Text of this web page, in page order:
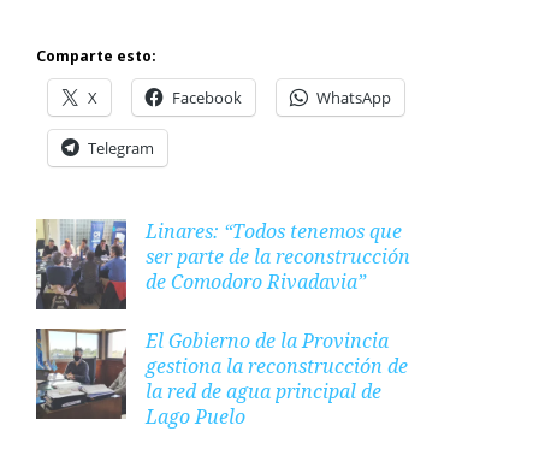
Comparte esto:
X Facebook WhatsApp
Telegram
Linares: “Todos tenemos que
ser parte de la reconstrucción
de Comodoro Rivadavia”
El Gobierno de la Provincia
gestiona la reconstrucción de
la red de agua principal de
Lago Puelo